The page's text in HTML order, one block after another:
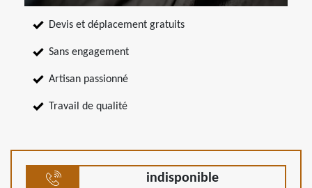
Devis et déplacement gratuits
Sans engagement
Artisan passionné
Travail de qualité
indisponible